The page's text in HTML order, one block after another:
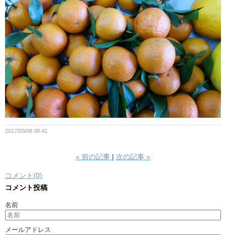
2017/03/08 08:41
« 前の記事 次の記事 »
コメント(0)
コメント投稿
名前
メールアドレス